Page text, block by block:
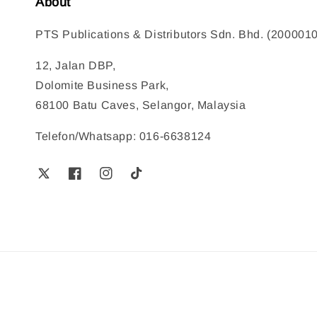
PTS Publications & Distributors Sdn. Bhd.
12, Jalan DBP,
Dolomite Business Park,
68100 Batu Caves, Selangor, Malaysia
Telefon/Whatsapp: 016-6638124